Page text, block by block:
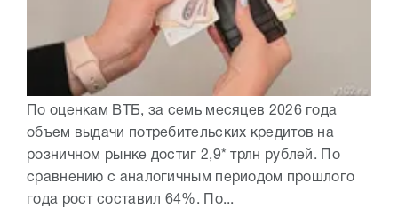
По оценкам ВТБ, за семь месяцев 2026 года
объем выдачи потребительских кредитов на
розничном рынке достиг 2,9* трлн рублей. По
сравнению с аналогичным периодом прошлого
года рост составил 64%. По...